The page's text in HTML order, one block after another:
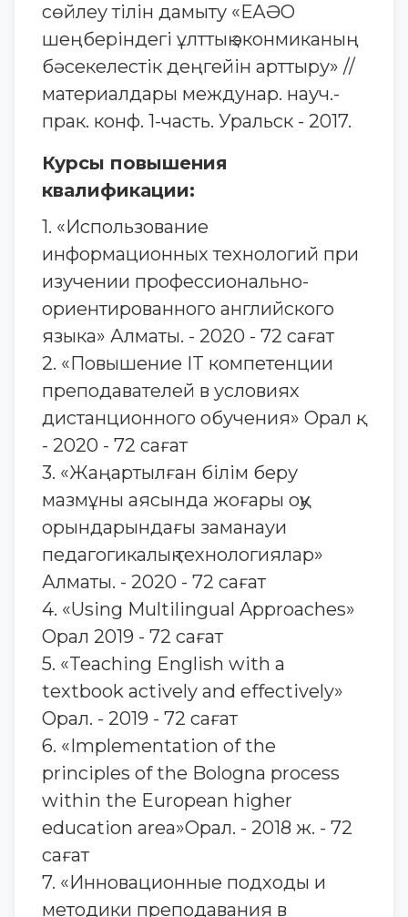
сөйлеу тілін дамыту «ЕАӘО
шеңберіндегі ұлттық эконмиканың
бәсекелестік деңгейін арттыру» //
материалдары междунар. науч.-
прак. конф. 1-часть. Уральск - 2017.
Курсы повышения
квалификации:
1. «Использование
информационных технологий при
изучении профессионально-
ориентированного английского
языка» Алматы. - 2020 - 72 сағат
2. «Повышение IT компетенции
преподавателей в условиях
дистанционного обучения» Орал қ.
- 2020 - 72 сағат
3. «Жаңартылған білім беру
мазмұны аясында жоғары оқу
орындарындағы заманауи
педагогикалық технологиялар»
Алматы. - 2020 - 72 сағат
4. «Using Multilingual Approaches»
Орал 2019 - 72 сағат
5. «Teaching English with a
textbook actively and effectively»
Орал. - 2019 - 72 сағат
6. «Implementation of the
principles of the Bologna process
within the European higher
education area»Орал. - 2018 ж. - 72
сағат
7. «Инновационные подходы и
методики преподавания в